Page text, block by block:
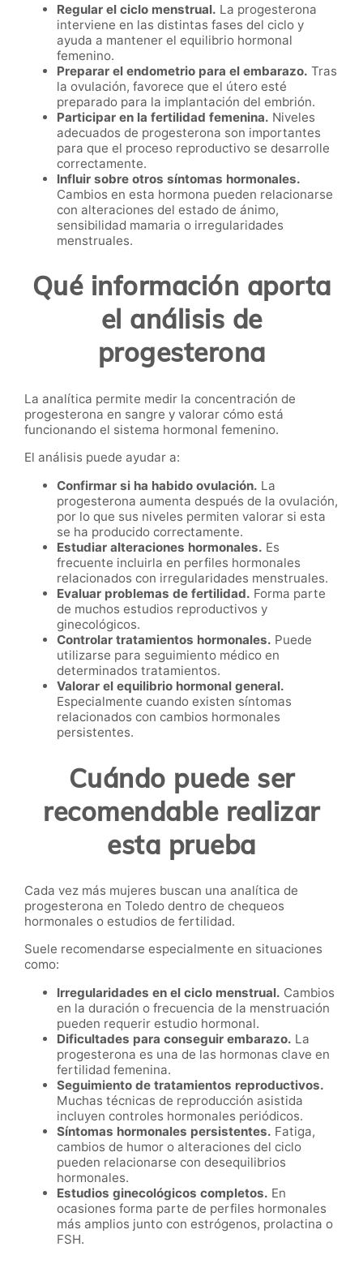
Regular el ciclo menstrual. La progesterona
interviene en las distintas fases del ciclo y
ayuda a mantener el equilibrio hormonal
femenino.
Preparar el endometrio para el embarazo. Tras
la ovulación, favorece que el útero esté
preparado para la implantación del embrión.
Participar en la fertilidad femenina. Niveles
adecuados de progesterona son importantes
para que el proceso reproductivo se desarrolle
correctamente.
Influir sobre otros síntomas hormonales.
Cambios en esta hormona pueden relacionarse
con alteraciones del estado de ánimo,
sensibilidad mamaria o irregularidades
menstruales.
Qué información aporta
el análisis de
progesterona
La analítica permite medir la concentración de
progesterona en sangre y valorar cómo está
funcionando el sistema hormonal femenino.
El análisis puede ayudar a:
Confirmar si ha habido ovulación. La
progesterona aumenta después de la ovulación,
por lo que sus niveles permiten valorar si esta
se ha producido correctamente.
Estudiar alteraciones hormonales. Es
frecuente incluirla en perfiles hormonales
relacionados con irregularidades menstruales.
Evaluar problemas de fertilidad. Forma parte
de muchos estudios reproductivos y
ginecológicos.
Controlar tratamientos hormonales. Puede
utilizarse para seguimiento médico en
determinados tratamientos.
Valorar el equilibrio hormonal general.
Especialmente cuando existen síntomas
relacionados con cambios hormonales
persistentes.
Cuándo puede ser
recomendable realizar
esta prueba
Cada vez más mujeres buscan una analítica de
progesterona en Toledo dentro de chequeos
hormonales o estudios de fertilidad.
Suele recomendarse especialmente en situaciones
como:
Irregularidades en el ciclo menstrual. Cambios
en la duración o frecuencia de la menstruación
pueden requerir estudio hormonal.
Dificultades para conseguir embarazo. La
progesterona es una de las hormonas clave en
fertilidad femenina.
Seguimiento de tratamientos reproductivos.
Muchas técnicas de reproducción asistida
incluyen controles hormonales periódicos.
Síntomas hormonales persistentes. Fatiga,
cambios de humor o alteraciones del ciclo
pueden relacionarse con desequilibrios
hormonales.
Estudios ginecológicos completos. En
ocasiones forma parte de perfiles hormonales
más amplios junto con estrógenos, prolactina o
FSH.